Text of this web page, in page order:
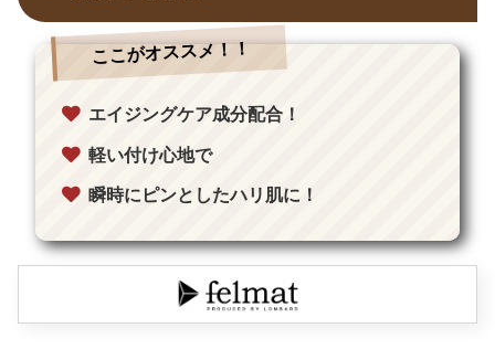
ここがオススメ！！
エイジングケア成分配合！
軽い付け心地で
瞬時にピンとしたハリ肌に！